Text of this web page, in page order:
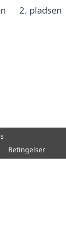
2. pladsen
Betingelser